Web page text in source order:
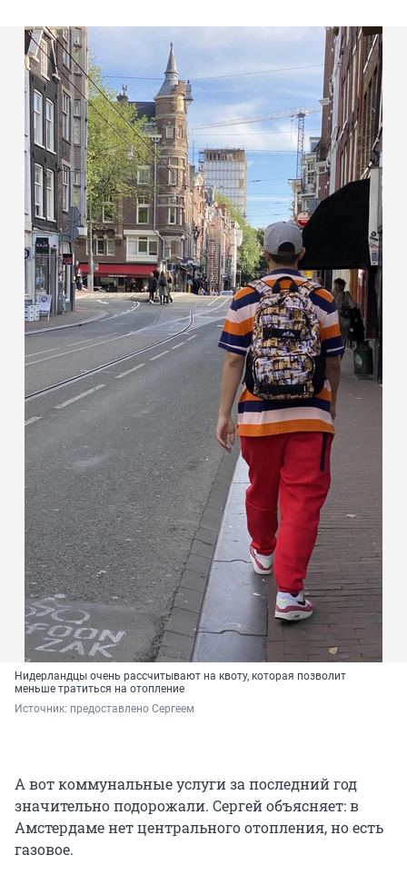
Нидерландцы очень рассчитывают на квоту, которая позволит
меньше тратиться на отопление
Источник: предоставлено Сергеем
А вот коммунальные услуги за последний год
значительно подорожали. Сергей объясняет: в
Амстердаме нет центрального отопления, но есть
газовое.